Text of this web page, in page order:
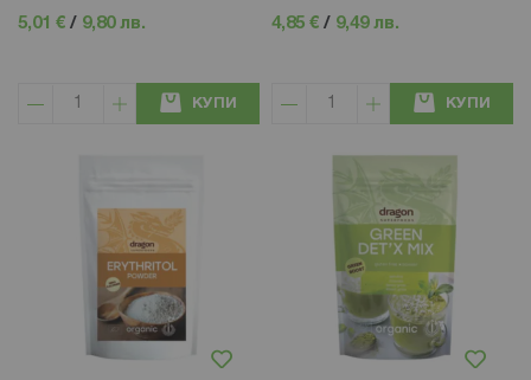
5,01 € / 9,80 лв.
КУПИ
4,85 € / 9,49 лв.
КУПИ